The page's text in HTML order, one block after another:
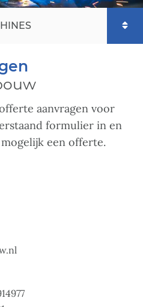
aanvragen voor
formulier in en
een offerte.